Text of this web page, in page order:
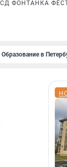
ФОНТАНКА
Образование в